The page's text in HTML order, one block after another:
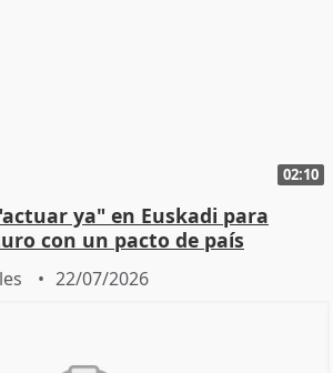
02:10
ya" en Euskadi para
con un pacto de país
22/07/2026